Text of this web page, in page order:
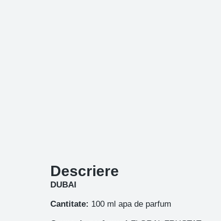
Descriere
DUBAI
Cantitate: 100 ml apa de parfum